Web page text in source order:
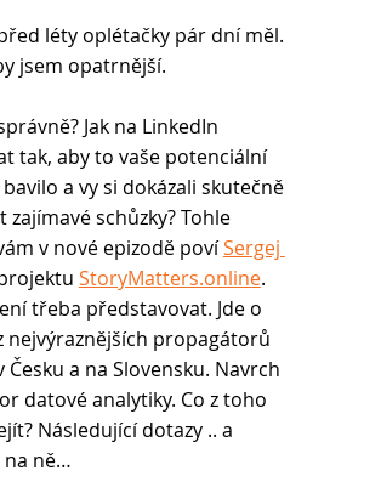
léty oplétačky pár dní měl.
jsem opatrnější.
Jak na LinkedIn
tak, aby to vaše potenciální
bavilo a vy si dokázali skutečně
zajímavé schůzky? Tohle
v nové epizodě poví Sergej
StoryMatters.online.
třeba představovat. Jde o
nejvýraznějších propagátorů
Česku a na Slovensku. Navrch
datové analytiky. Co z toho
Následující dotazy .. a
na ně…